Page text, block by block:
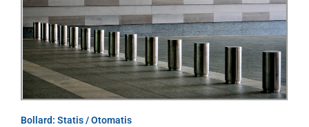
Bollard: Statis / Otomatis